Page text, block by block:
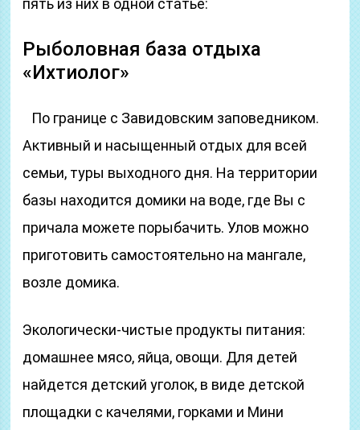
пять из них в одной статье:
Рыболовная база отдыха
«Ихтиолог»
По границе с Завидовским заповедником.
Активный и насыщенный отдых для всей
семьи, туры выходного дня. На территории
базы находится домики на воде, где Вы с
причала можете порыбачить. Улов можно
приготовить самостоятельно на мангале,
возле домика.
Экологически-чистые продукты питания:
домашнее мясо, яйца, овощи. Для детей
найдется детский уголок, в виде детской
площадки с качелями, горками и Мини